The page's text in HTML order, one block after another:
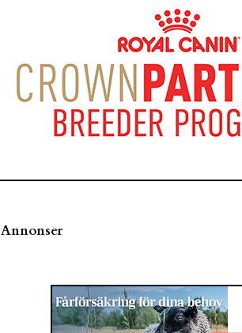
Annonser